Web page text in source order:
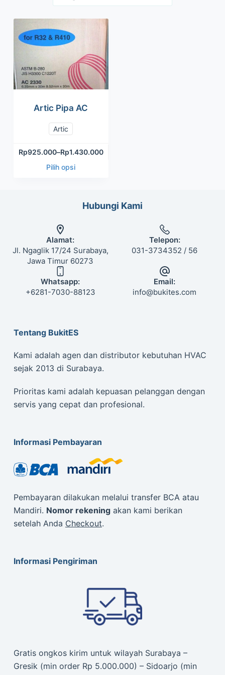
Artic Pipa AC
Rp925.000–Rp1.430.000
Pilih opsi
Artic
Hubungi Kami
Alamat:
Jl. Ngaglik 17/24 Surabaya,
Jawa Timur 60273
Telepon:
031-3734352 / 56
Whatsapp:
+6281-7030-88123
Email:
info@bukites.com
Tentang BukitES
Kami adalah agen dan distributor kebutuhan HVAC
sejak 2013 di Surabaya.
Prioritas kami adalah kepuasan pelanggan dengan
servis yang cepat dan profesional.
Informasi Pembayaran
Pembayaran dilakukan melalui transfer BCA atau
Mandiri. Nomor rekeningakan kami berikan
setelah Anda Checkout.
Informasi Pengiriman
Gratis ongkos kirim untuk wilayah Surabaya –
Gresik (min order Rp 5.000.000) – Sidoarjo (min